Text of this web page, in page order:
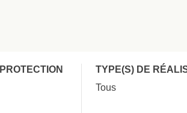
TYPE(S) DE
Tous